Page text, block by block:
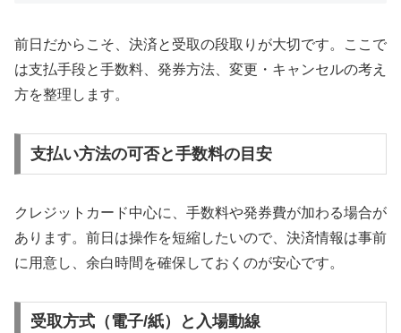
前日だからこそ、決済と受取の段取りが大切です。ここで
は支払手段と手数料、発券方法、変更・キャンセルの考え
方を整理します。
支払い方法の可否と手数料の目安
クレジットカード中心に、手数料や発券費が加わる場合が
あります。前日は操作を短縮したいので、決済情報は事前
に用意し、余白時間を確保しておくのが安心です。
受取方式（電子/紙）と入場動線